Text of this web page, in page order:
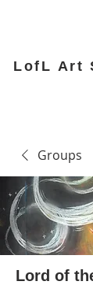
LofL Art
Groups
Lord of